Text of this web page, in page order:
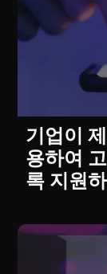
기업이
용하여
록 지원